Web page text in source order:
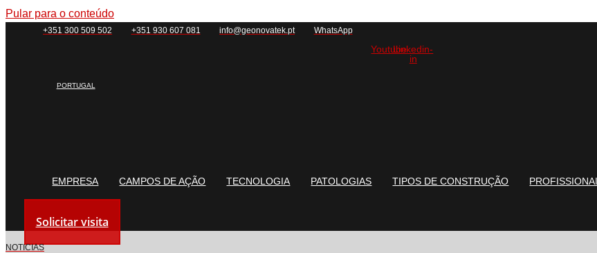
Pular para o conteúdo
+351 300 509 502 +351 930 607 081 info@geonovatek.pt WhatsApp
YoutubeLinkedin-
in
PORTUGAL
EMPRESA CAMPOS DE AÇÃO TECNOLOGIA PATOLOGIAS TIPOS DE CONSTRUÇÃO
Solicitar visita
NOTICIAS